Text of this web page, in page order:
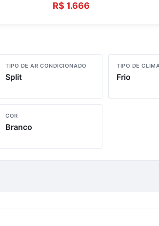
R$ 1.666
TIPO DE AR CONDICIONADO
Split
TIPO DE
Frio
COR
Branco